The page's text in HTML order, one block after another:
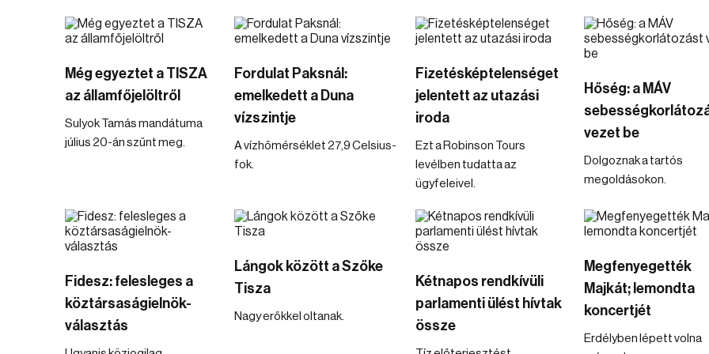
Még egyeztet a TISZA
az államfőjelöltről
Sulyok Tamás mandátuma
július 20-án szűnt meg.
Fordulat Paksnál:
emelkedett a Duna
vízszintje
A vízhőmérséklet 27,9 Celsius-
fok.
Fizetésképtelenséget
jelentett az utazási
iroda
Ezt a Robinson Tours
levélben tudatta az
ügyfeleivel.
Hőség: a MÁV
vezet be
Dolgoznak a tartós
megoldásokon.
Fidesz: felesleges a
köztársaságielnök-
választás
Lángok között a Szőke
Tisza
Nagy erőkkel oltanak.
Kétnapos rendkívüli
parlamenti ülést hívtak
össze
Megfenyegették
Majkát; lemondta
koncertjét
Erdélyben lépett volna